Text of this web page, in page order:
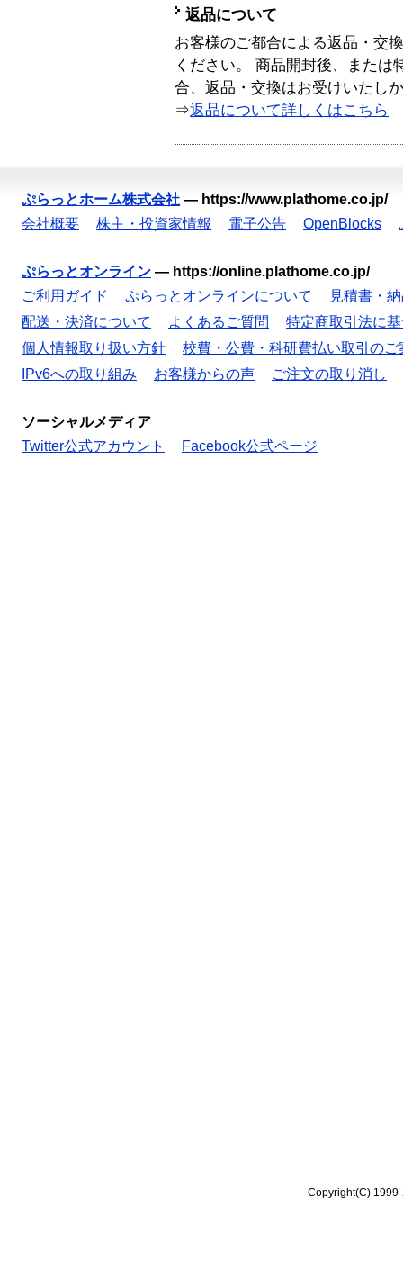
返品について
お客様のご都合による返品・交
ください。 商品開封後、または
合、返品・交換はお受けいたし
⇒返品について詳しくはこちら
ぷらっとホーム株式会社 — https://www.plathome.co.jp/
会社概要
株主・投資家情報 電子公告 OpenBlocks
ぷらっとオンライン — https://online.plathome.co.jp/
ご利用ガイド
ぷらっとオンラインについて
見積書・
配送・決済について
よくあるご質問
特定商取引法に
個人情報取り扱い方針
校費・公費・科研費払い取引のご
IPv6への取り組み
お客様からの声 ご注文の取り消し
ソーシャルメディア
Twitter公式アカウント
Facebook公式ページ
Copyright(C)